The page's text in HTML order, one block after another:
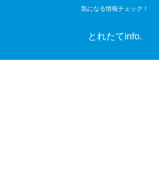
気になる情報チェック！
とれたてinfo.